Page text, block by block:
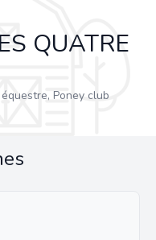
QUATRE
Poney club